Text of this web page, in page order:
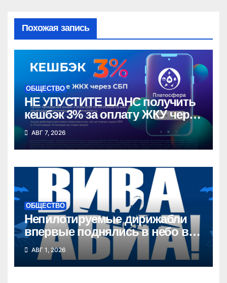
Похожая запись
ОБЩЕСТВО
НЕ УПУСТИТЕ ШАНС получить
кешбэк 3% за оплату ЖКУ через
СБП в «Платосфере»
АВГ 7, 2026
ОБЩЕСТВО
Непилотируемые дирижабли
впервые поднялись в небо в
Новосибирской области
АВГ 1, 2026